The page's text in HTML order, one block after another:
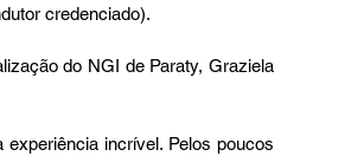
credenciado).
do NGI de Paraty, Graziela
incrível. Pelos poucos